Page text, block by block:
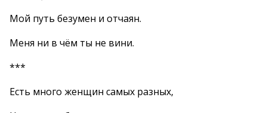
Мой путь безумен и отчаян.
Меня ни в чём ты не вини.
***
Есть много женщин самых разных,